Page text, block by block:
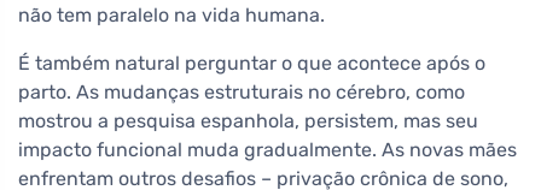
não tem paralelo na vida humana.
É também natural perguntar o que acontece após o
parto. As mudanças estruturais no cérebro, como
mostrou a pesquisa espanhola, persistem, mas seu
impacto funcional muda gradualmente. As novas mães
enfrentam outros desafios – privação crônica de sono,